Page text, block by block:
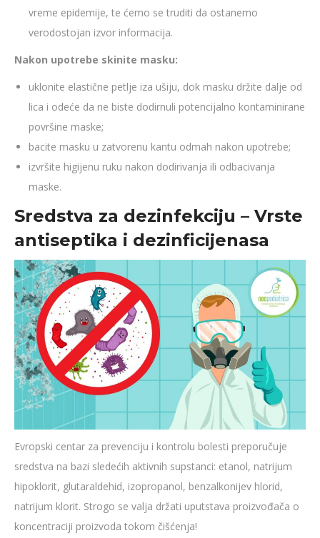
vreme epidemije, te ćemo se truditi da ostanemo
verodostojan izvor informacija.
Nakon upotrebe skinite masku:
uklonite elastične petlje iza ušiju, dok masku držite dalje od
lica i odeće da ne biste dodirnuli potencijalno kontaminirane
površine maske;
bacite masku u zatvorenu kantu odmah nakon upotrebe;
izvršite higijenu ruku nakon dodirivanja ili odbacivanja
maske.
Sredstva za dezinfekciju – Vrste
antiseptika i dezinficijenasa
Evropski centar za prevenciju i kontrolu bolesti preporučuje
sredstva na bazi sledećih aktivnih supstanci: etanol, natrijum
hipoklorit, glutaraldehid, izopropanol, benzalkonijev hlorid,
natrijum klorit. Strogo se valja držati uputstava proizvođača o
koncentraciji proizvoda tokom čišćenja!